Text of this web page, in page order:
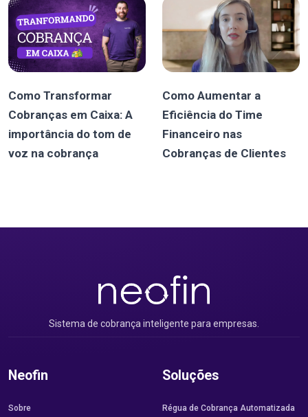
Como Transformar
Cobranças em Caixa: A
importância do tom de
voz na cobrança
Como Aumentar a
Eficiência do Time
Financeiro nas
Cobranças de Clientes
Sistema de cobrança inteligente para empresas.
Neofin
Sobre
Soluções
Régua de Cobrança Automatizada